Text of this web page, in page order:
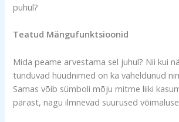
puhul?
Teatud Mängufunktsioonid
Mida peame arvestama sel juhul? Nii kui
tunduvad hüüdnimed on ka vaheldunud
Samas võib sümboli mõju mitme liiki
pärast, nagu ilmnevad suurused